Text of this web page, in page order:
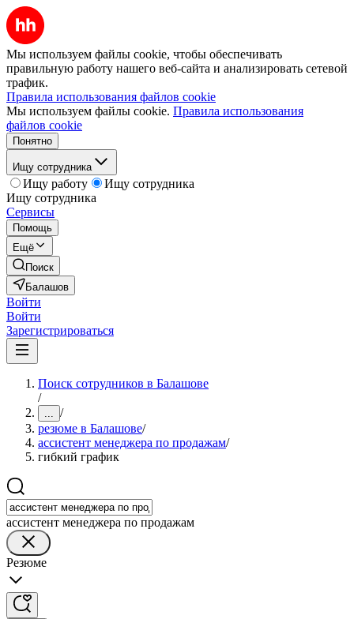
Мы используем файлы cookie, чтобы обеспечивать
правильную работу нашего веб-сайта и анализировать сетевой
трафик.
Правила использования файлов cookie
Мы используем файлы cookie. Правила использования
файлов cookie
Понятно
Ищу сотрудника
Ищу работу
Ищу сотрудника
Ищу сотрудника
Сервисы
Помощь
Ещё
Поиск
Балашов
Войти
Войти
Зарегистрироваться
Поиск сотрудников в Балашове
/
... /
резюме в Балашове/
ассистент менеджера по продажам/
гибкий график
ассистент менеджера по продажам
Резюме